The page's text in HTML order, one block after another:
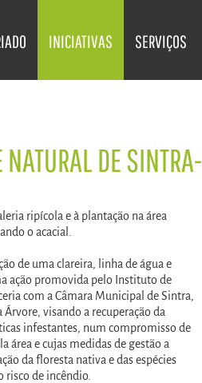
INICIATIVAS SERVIÇOS
NATURAL DE SINTRA-
ripícola e à plantação na área
o acacial.
de uma clareira, linha de água e
ação promovida pelo Instituto de
com a Câmara Municipal de Sintra,
visando a recuperação da
infestantes, num compromisso de
área e cujas medidas de gestão a
da floresta nativa e das espécies
de incêndio.